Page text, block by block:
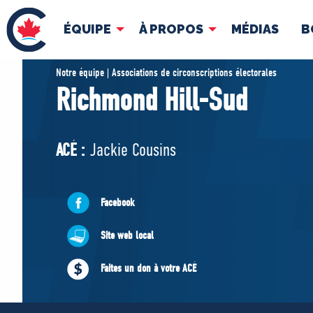
ÉQUIPE À PROPOS MÉDIAS
ÉQUIPE
Pierre Poilievre
Cabinet fantôme
ACÉ
À
Notre équipe | Associations de circonscriptions électorales
Richmond Hill-Sud
ACÉ : Jackie Cousins
Facebook
Site web local
Faites un don à votre ACÉ